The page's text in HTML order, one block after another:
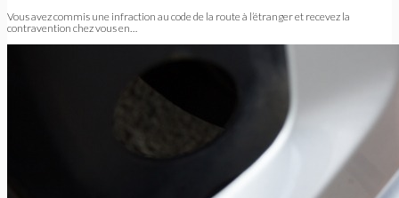
Vous avez commis une infraction au code de la route à l’étranger et recevez la
contravention chez vous en…